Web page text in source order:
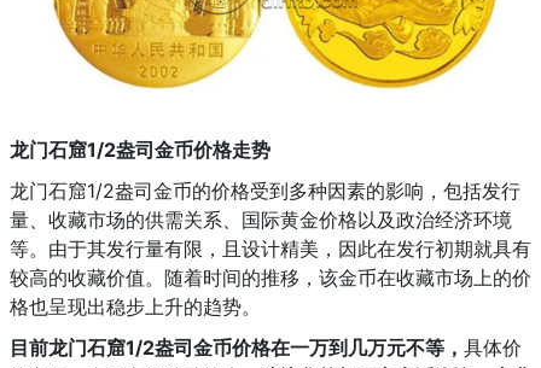
龙门石窟1/2盎司金币价格走势
龙门石窟1/2盎司金币的价格受到多种因素的影响，包括发行
量、收藏市场的供需关系、国际黄金价格以及政治经济环境
等。由于其发行量有限，且设计精美，因此在发行初期就具有
较高的收藏价值。随着时间的推移，该金币在收藏市场上的价
格也呈现出稳步上升的趋势。
目前龙门石窟1/2盎司金币价格在一万到几万元不等， 具体价